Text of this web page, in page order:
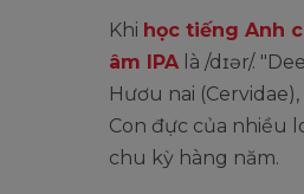
Khi học tiếng Anh
âm IPAlà /dɪər/.
Hươu nai
Con đực của nhiều
chu kỳ hàng năm.